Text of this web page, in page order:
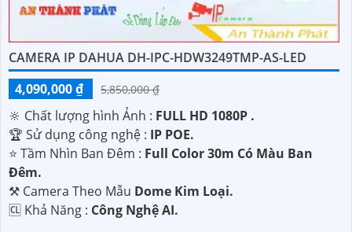
CAMERA IP DAHUA DH-IPC-HDW3249TMP-AS-LED
4,090,000 ₫
5,850,000 ₫
🔆 Chất lượng hình Ảnh : FULL HD 1080P .
🏆 Sử dụng công nghệ : IP POE.
⭐ Tầm Nhìn Ban Đêm : Full Color 30m Có Màu Ban
Đêm.
⚒ Camera Theo Mẫu Dome Kim Loại.
️🆑 Khả Năng : Công Nghệ AI.